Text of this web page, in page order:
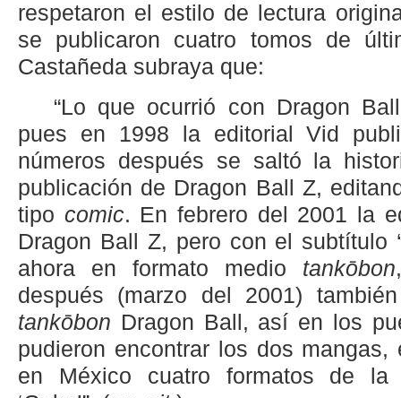
respetaron el estilo de lectura
se publicaron cuatro tomos de
Castañeda subraya que:
“Lo que ocurrió con Dragon
pues en 1998 la editorial Vid
números después se saltó la
publicación de Dragon Ball Z,
tipo comic. En febrero del 2001 la
Dragon Ball Z, pero con el subtítulo
ahora en formato medio tankōbon
después (marzo del 2001)
tankōbon Dragon Ball, así en los
pudieron encontrar los dos
en México cuatro formatos de la